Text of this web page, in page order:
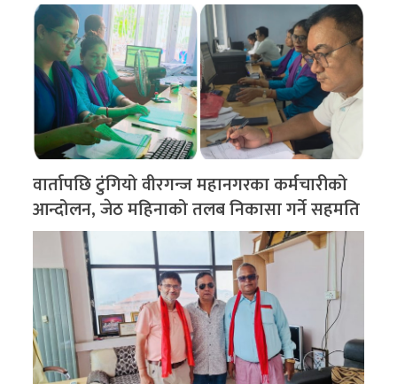
वार्तापछि टुंगियो वीरगन्ज महानगरका कर्मचारीको
आन्दोलन, जेठ महिनाको तलब निकासा गर्ने सहमति